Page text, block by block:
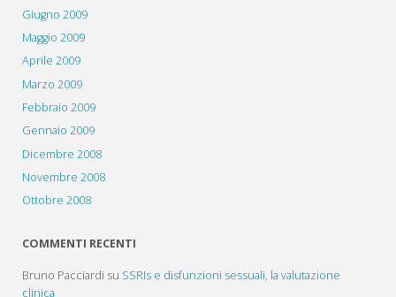
Giugno 2009
Maggio 2009
Aprile 2009
Marzo 2009
Febbraio 2009
Gennaio 2009
Dicembre 2008
Novembre 2008
Ottobre 2008
COMMENTI RECENTI
Bruno Pacciardi su SSRIs e disfunzioni sessuali, la valutazione
clinica